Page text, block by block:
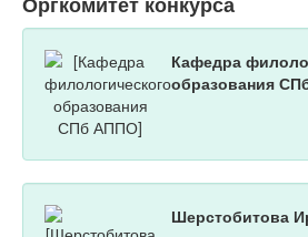
Кафедра
образования
Шерстобитова